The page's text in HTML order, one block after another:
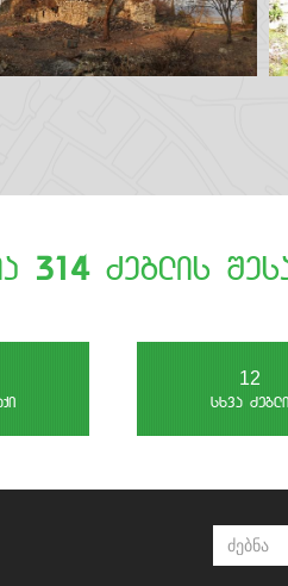
386 Zeglis
14
sxva Zegli